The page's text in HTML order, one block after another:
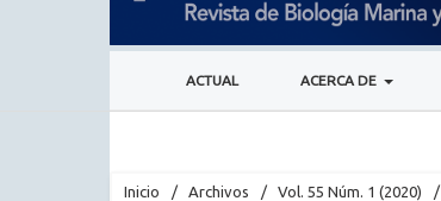
ACTUAL ACERCA DE
Inicio / Archivos / Vol. 55 Núm. 1 (2020) /